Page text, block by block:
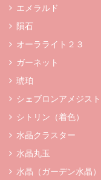
エメラルド
隕石
オーラライト２３
ガーネット
琥珀
シェブロンアメジスト
シトリン（着色）
水晶クラスター
水晶丸玉
水晶（ガーデン水晶）